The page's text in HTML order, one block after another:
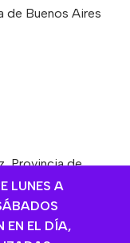
LUNES A
EN EL DÍA,
de Buenos Aires
Provincia de
a 20hs